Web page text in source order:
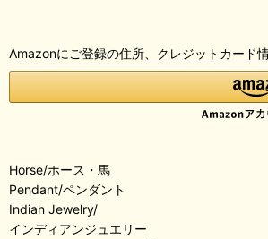
Amazonにご登録の住所、クレジットカード
Horse/ホース・馬
Pendant/ペンダント
Indian Jewelry/
インディアンジュエリー